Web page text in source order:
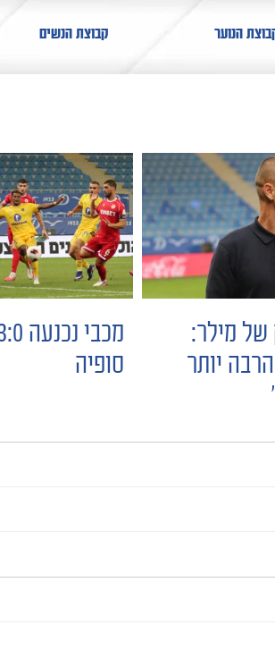
הנוער קבוצת הנשים
מילר:
יותר
סופיה